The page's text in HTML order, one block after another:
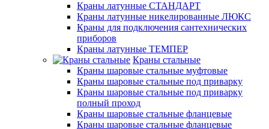
Краны латунные СТАНДАРТ
Краны латунные никелированные ЛЮКС
Краны для подключения сантехнических
приборов
Краны латунные ТЕМПЕР
Краны стальные
Краны шаровые стальные муфтовые
Краны шаровые стальные под приварку
Краны шаровые стальные под приварку
полный проход
Краны шаровые стальные фланцевые
Краны шаровые стальные фланцевые